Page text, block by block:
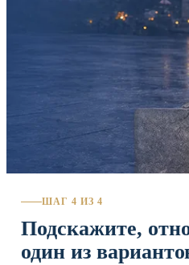
ШАГ 4 ИЗ 4
Подскажите,
один из